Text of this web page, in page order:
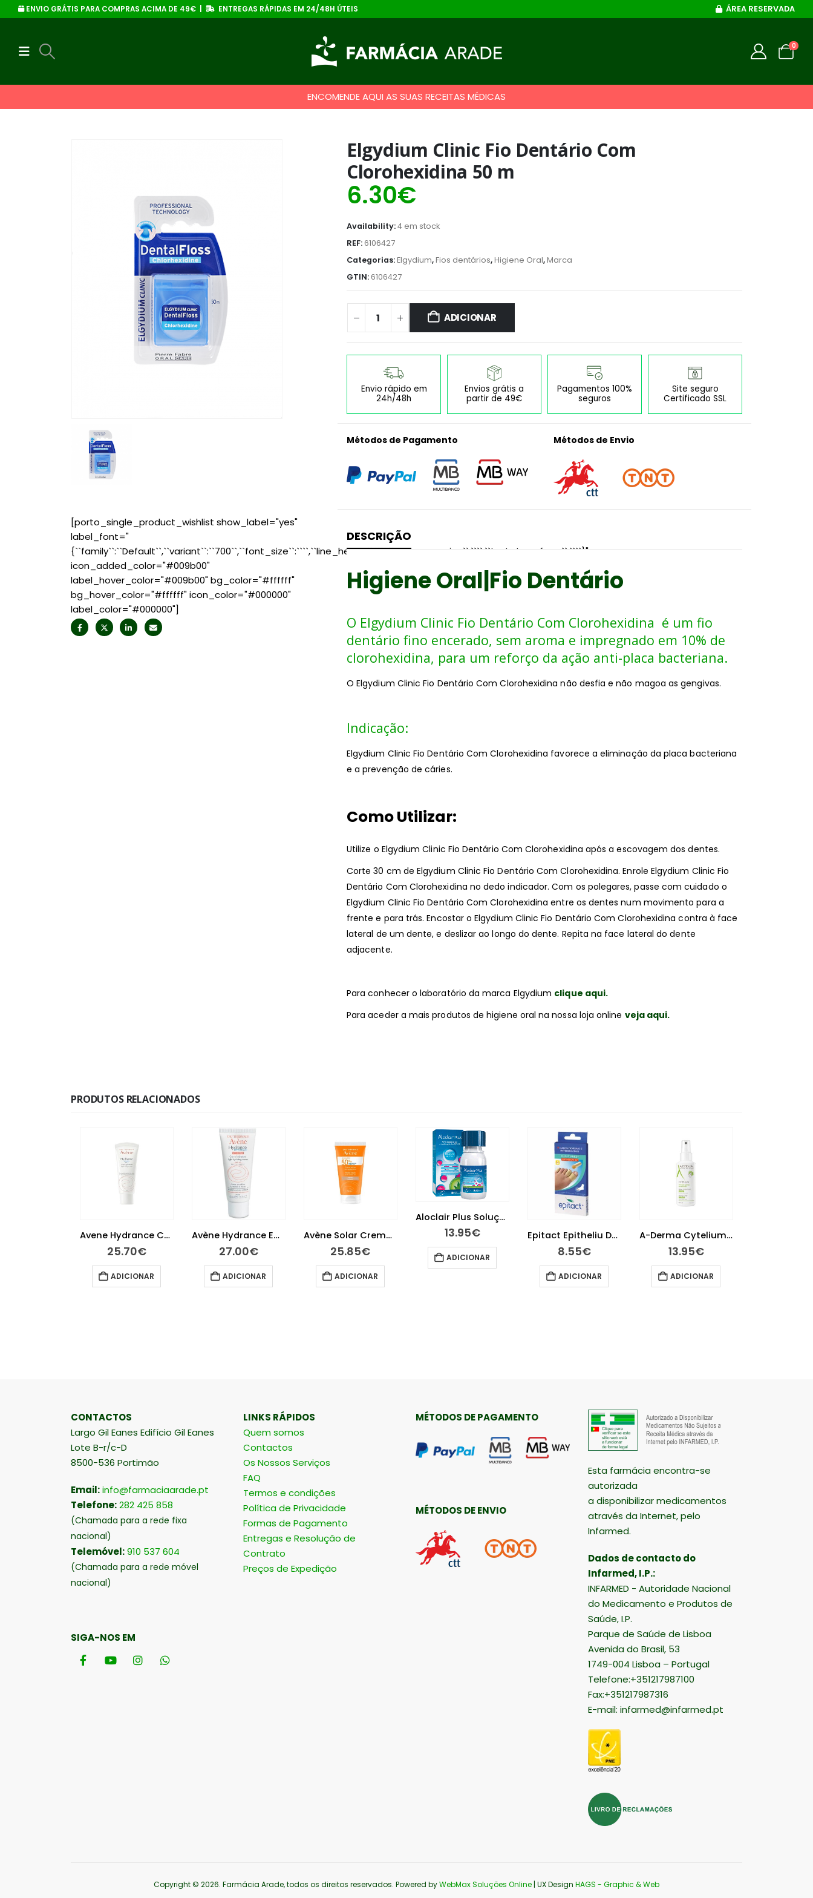
ENVIO GRÁTIS PARA COMPRAS ACIMA DE 49€ | ENTREGAS RÁPIDAS EM 24/48H ÚTEIS ÁREA RESERVADA
0
ENCOMENDE AQUI AS SUAS RECEITAS MÉDICAS
[porto_single_product_wishlist show_label="yes"
label_font="
{``family``:``Default``,``variant``:``700``,``font_size``:````,``line_height``:````,``letter_spacing``:````,``text_transform``:````}"
icon_added_color="#009b00"
label_hover_color="#009b00" bg_color="#ffffff"
bg_hover_color="#ffffff" icon_color="#000000"
label_color="#000000"]
Elgydium Clinic Fio Dentário Com
Clorohexidina 50 m
6.30€
Availability:4 em stock
REF:6106427
Categorias:Elgydium,Fios dentários,Higiene Oral,Marca
GTIN:6106427
ADICIONAR
Envio rápido em
24h/48h
Envios grátis a
partir de 49€
Pagamentos 100%
seguros
Site seguro
Certificado SSL
Métodos de Pagamento Métodos de Envio
DESCRIÇÃO
Higiene Oral|Fio Dentário
O Elgydium Clinic Fio Dentário Com Clorohexidina é um fio
dentário fino encerado, sem aroma e impregnado em 10% de
clorohexidina, para um reforço da ação anti-placa bacteriana.
O Elgydium Clinic Fio Dentário Com Clorohexidina não desfia e não magoa as gengivas.
Indicação:
Elgydium Clinic Fio Dentário Com Clorohexidina favorece a eliminação da placa bacteriana
e a prevenção de cáries.
Como Utilizar:
Utilize o Elgydium Clinic Fio Dentário Com Clorohexidina após a escovagem dos dentes.
Corte 30 cm de Elgydium Clinic Fio Dentário Com Clorohexidina. Enrole Elgydium Clinic Fio
Dentário Com Clorohexidina no dedo indicador. Com os polegares, passe com cuidado o
Elgydium Clinic Fio Dentário Com Clorohexidina entre os dentes num movimento para a
frente e para trás. Encostar o Elgydium Clinic Fio Dentário Com Clorohexidina contra à face
lateral de um dente, e deslizar ao longo do dente. Repita na face lateral do dente
adjacente.
Para conhecer o laboratório da marca Elgydium clique aqui.
Para aceder a mais produtos de higiene oral na nossa loja online veja aqui.
PRODUTOS RELACIONADOS
Avene Hydrance Creme Rico 40 ml
25.70€
ADICIONAR
Avène Hydrance Emulsão UV Suave 40 ml
27.00€
ADICIONAR
Avène Solar Creme 50+ com Cor 50 ml
25.85€
ADICIONAR
Aloclair Plus Solução Oral 60 ml
13.95€
ADICIONAR
Epitact Epitheliu Dedeira Ts
8.55€
ADICIONAR
A-Derma Cytelium Spray Secante 100 ml
13.95€
ADICIONAR
CONTACTOS
Largo Gil Eanes Edifício Gil Eanes
Lote B-r/c-D
8500-536 Portimão
Email:info@farmaciaarade.pt
Telefone:282 425 858
(Chamada para a rede fixa
nacional)
Telemóvel:910 537 604
(Chamada para a rede móvel
nacional)
SIGA-NOS EM
LINKS RÁPIDOS
Quem somos
Contactos
Os Nossos Serviços
FAQ
Termos e condições
Política de Privacidade
Formas de Pagamento
Entregas e Resolução de
Contrato
Preços de Expedição
MÉTODOS DE PAGAMENTO
MÉTODOS DE ENVIO
Esta farmácia encontra-se
autorizada
a disponibilizar medicamentos
através da Internet, pelo
Infarmed.
Dados de contacto do
Infarmed, I.P.:
INFARMED - Autoridade Nacional
do Medicamento e Produtos de
Saúde, I.P.
Parque de Saúde de Lisboa
Avenida do Brasil, 53
1749-004 Lisboa – Portugal
Telefone:+351217987100
Fax:+351217987316
E-mail: infarmed@infarmed.pt
Copyright © 2026. Farmácia Arade, todos os direitos reservados. Powered byWebMax Soluções Online | UX Design HAGS - Graphic & Web